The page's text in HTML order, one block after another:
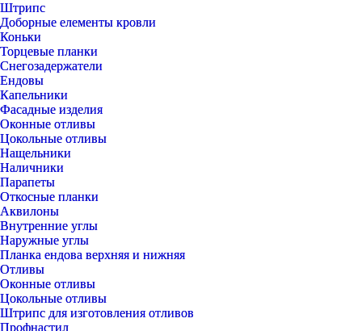
Штрипс
Доборные елементы кровли
Коньки
Торцевые планки
Снегозадержатели
Ендовы
Капельники
Фасадные изделия
Оконные отливы
Цокольные отливы
Нащельники
Наличники
Парапеты
Откосные планки
Аквилоны
Внутренние углы
Наружные углы
Планка ендова верхняя и нижняя
Отливы
Оконные отливы
Цокольные отливы
Штрипс для изготовления отливов
Профнастил